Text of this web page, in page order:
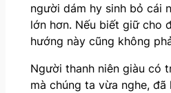
người dám hy sinh bỏ cái
lớn hơn. Nếu biết giữ cho
hướng này cũng không
Người thanh niên giàu có
mà chúng ta vừa nghe,